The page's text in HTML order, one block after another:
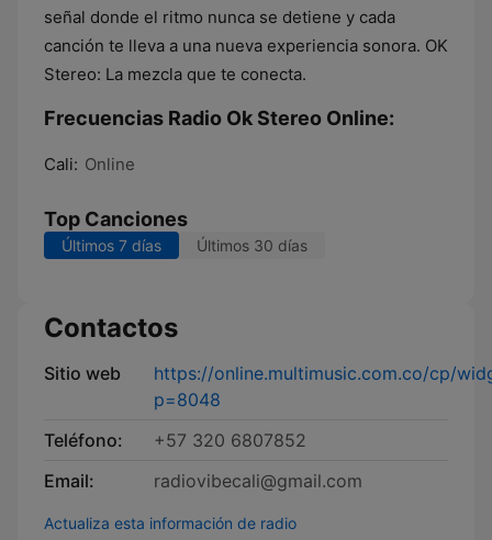
señal donde el ritmo nunca se detiene y cada
canción te lleva a una nueva experiencia sonora. OK
Stereo: La mezcla que te conecta.
Frecuencias Radio Ok Stereo Online:
Cali: Online
Top Canciones
Últimos 7 días Últimos 30 días
Contactos
Sitio web
https://online.multimusic.com.co/cp/
p=8048
Teléfono:
+57 320 6807852
Email:
radiovibecali@gmail.com
Actualiza esta información de radio